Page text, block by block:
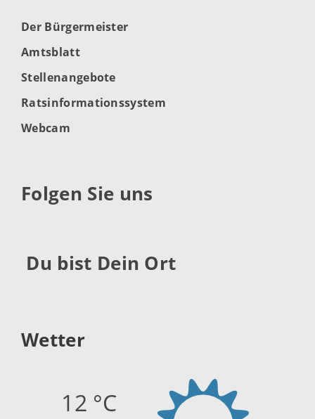
Der Bürgermeister
Amtsblatt
Stellenangebote
Ratsinformationssystem
Webcam
Folgen Sie uns
Du bist Dein Ort
Wetter
12 °C